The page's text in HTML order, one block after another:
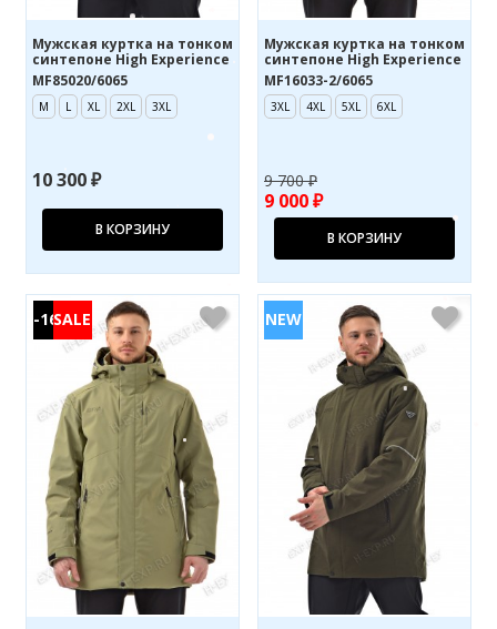
Мужская куртка на тонком
синтепоне High Experience
MF85020/6065
M L XL 2XL 3XL
10 300 ₽
В КОРЗИНУ
Мужская куртка на тонком
синтепоне High Experience
MF16033-2/6065
3XL 4XL 5XL 6XL
9 700 ₽
9 000 ₽
В КОРЗИНУ
-16%